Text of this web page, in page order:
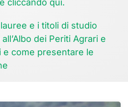
cliccando qui.
e i titoli di studio
dei Periti Agrari e
e come presentare le